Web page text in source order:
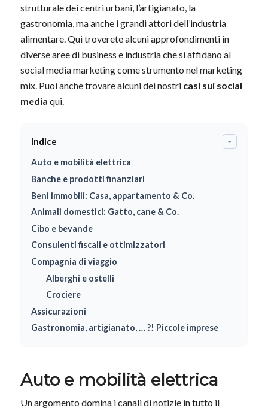
strutturale dei centri urbani, l’artigianato, la
gastronomia, ma anche i grandi attori dell’industria
alimentare. Qui troverete alcuni approfondimenti in
diverse aree di business e industria che si affidano al
social media marketing come strumento nel marketing
mix. Puoi anche trovare alcuni dei nostri casi sui social
media qui.
Indice -
Auto e mobilità elettrica
Banche e prodotti finanziari
Beni immobili: Casa, appartamento & Co.
Animali domestici: Gatto, cane & Co.
Cibo e bevande
Consulenti fiscali e ottimizzatori
Compagnia di viaggio
Alberghi e ostelli
Crociere
Assicurazioni
Gastronomia, artigianato, … ?! Piccole imprese
Auto e mobilità elettrica
Un argomento domina i canali di notizie in tutto il